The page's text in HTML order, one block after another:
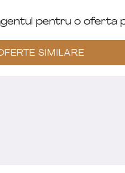
pentru o oferta
SIMILARE